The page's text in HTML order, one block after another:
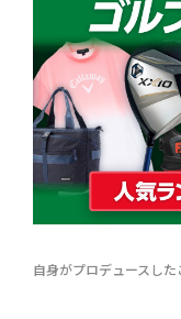
自身がプロデュースした